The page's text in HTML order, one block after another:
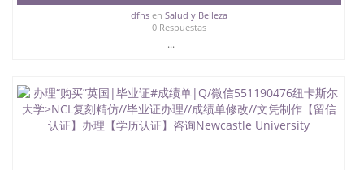
公司专业制作、办理、仿制、成绩单文凭、改成绩、
教育部学历学位认证、毕业证、成绩单、文凭、学历
文凭、假文凭假毕业证假学历书制作、假制作、办
回国人员证明、留学生认证、学历认证、文凭认证学
位认证、留学生学历认证、留学生学位认证、英国文
凭学历、美国文凭学历、澳洲文凭学历、加拿大文凭
dfnsen Salud y Belleza
0 Respuestas
...